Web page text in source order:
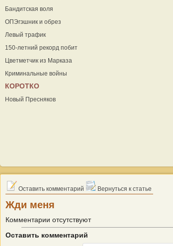
Бандитская воля
ОПЭгэшник и обрез
Левый трафик
150-летний рекорд побит
Цветметчик из Марказа
Криминальные войны
КОРОТКО
Новый Пресняков
Оставить комментарий Вернуться к статье
Жди меня
Комментарии отсутствуют
Оставить комментарий